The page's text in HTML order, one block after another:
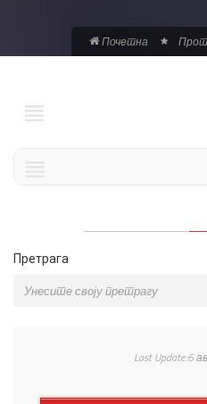
Почетна
Претрага
Last Update:6